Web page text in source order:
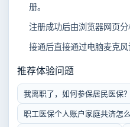
册。
注册成功后由浏览器网页分
接通后直接通过电脑麦克风
推荐体验问题
我离职了，如何参保居民医保？
职工医保个人账户家庭共济怎么